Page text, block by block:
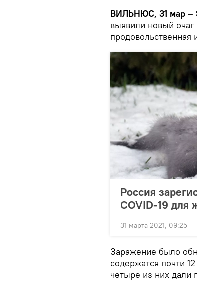
ВИЛЬНЮС, 31 мар –
выявили новый очаг
Россия
COVID-19 для
31 марта 2021, 09:25
Заражение было
содержатся почти
четыре из них дали